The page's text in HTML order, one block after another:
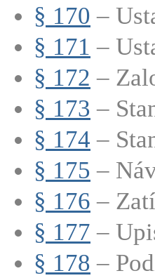
§ 170 –
§ 171 –
§ 172 –
§ 173 –
§ 174 –
§ 175 –
§ 176 –
§ 177 –
§ 178 –